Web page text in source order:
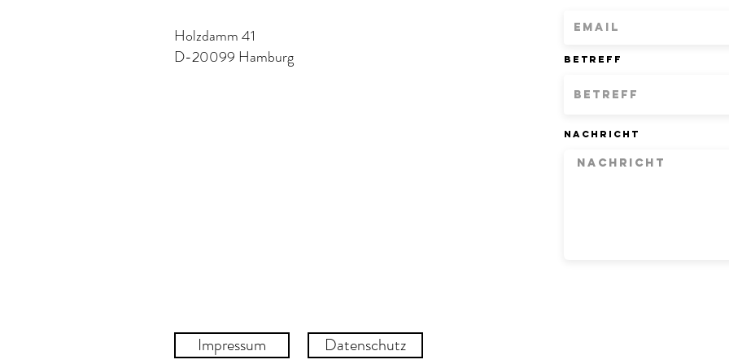
Holzdamm 41
D-20099 Hamburg
Impressum Datenschutz
Betreff
Nachricht